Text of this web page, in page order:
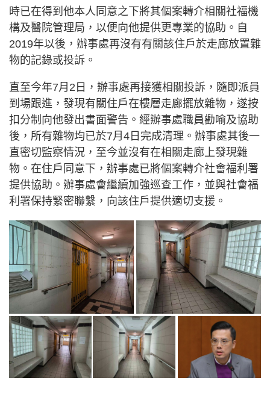
時已在得到他本人同意之下將其個案轉介相關社福機
構及醫院管理局，以便向他提供更專業的協助。自
2019年以後，辦事處再沒有有關該住戶於走廊放置雜
物的記錄或投訴。
直至今年7月2日，辦事處再接獲相關投訴，隨即派員
到場跟進，發現有關住戶在樓層走廊擺放雜物，遂按
扣分制向他發出書面警告。經辦事處職員勸喻及協助
後，所有雜物均已於7月4日完成清理。辦事處其後一
直密切監察情況，至今並沒有在相關走廊上發現雜
物。在住戶同意下，辦事處已將個案轉介社會福利署
提供協助。辦事處會繼續加強巡查工作，並與社會福
利署保持緊密聯繫，向該住戶提供適切支援。